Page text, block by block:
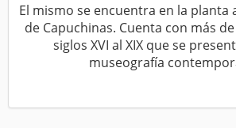
El mismo se encuentra en la planta
de Capuchinas. Cuenta con más
siglos XVI al XIX que se
museografía